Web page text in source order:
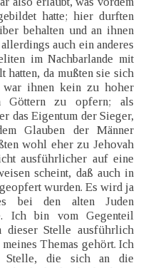
hatte; hier durften
behalten und an ihnen
auch ein anderes
im Nachbarlande mit
hatten, da mußten sie sich
war ihnen kein zu hoher
Göttern zu opfern; als
das Eigentum der Sieger,
Glauben der Männer
wohl eher zu Jehovah
ausführlicher auf eine
scheint, daß auch in
wurden. Es wird ja
bei den alten Juden
Ich bin vom Gegenteil
dieser Stelle ausführlich
Themas gehört. Ich
Stelle, die sich an die